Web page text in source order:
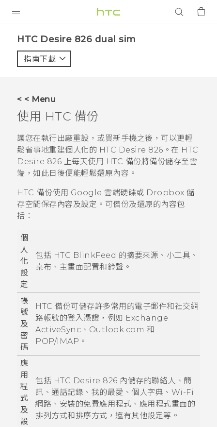
VIVE
應用程式
支援服務
登入
HTC Desire 826 dual sim‎
指南下載
< < Menu
使用 HTC 備份
讓您在執行出廠重設，或買新手機之後，可以更輕
鬆省事地重建個人化的 HTC Desire 826 。在 HTC
Desire 826 上每天使用 HTC 備份將備份儲存至雲
端，如此日後便能輕鬆還原內容。
HTC 備份使用 Google 雲端硬碟或 Dropbox 儲
存空間保存內容及設定。 可備份及還原的內容包
括：
個
人
化
設
定
包括 HTC BlinkFeed 的摘要來源、小工具、
桌布、主畫面配置和鈴聲。
帳
號
及
密
碼
HTC 備份可儲存許多常用的電子郵件和社交網
路帳號的登入憑證，例如 Exchange
ActiveSync 、Outlook.com 和
POP/IMAP。
應
用
程
式
及
設
包括 HTC Desire 826 內儲存的聯絡人、簡
訊、通話記錄、我的最愛、個人字典、 Wi-Fi
網路、安裝的免費應用程式、 應用程式畫面的
排列方式和排序方式，還有其他設定等。